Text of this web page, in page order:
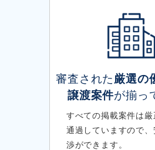
審査された厳選の
譲渡案件が揃っ
すべての掲載案件は厳
通過していますので
渉ができます。